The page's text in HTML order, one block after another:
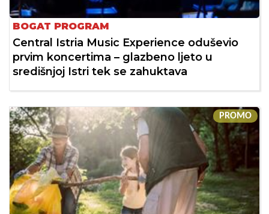
BOGAT PROGRAM
Central Istria Music Experience oduševio
prvim koncertima – glazbeno ljeto u
središnjoj Istri tek se zahuktava
PROMO